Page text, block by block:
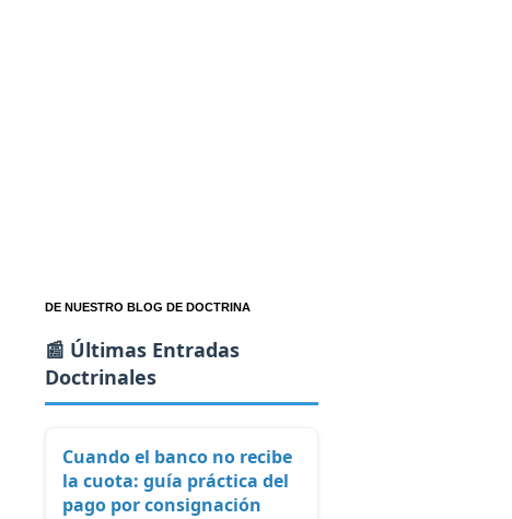
DE NUESTRO BLOG DE DOCTRINA
📰 Últimas Entradas
Doctrinales
Cuando el banco no recibe
la cuota: guía práctica del
pago por consignación